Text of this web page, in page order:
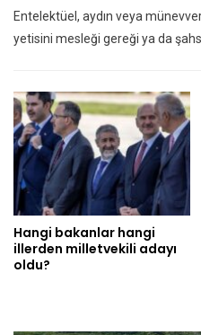
Entelektüel, aydın veya
yetisini mesleği gereği ya da
Hangi bakanlar hangi
illerden milletvekili adayı
oldu?